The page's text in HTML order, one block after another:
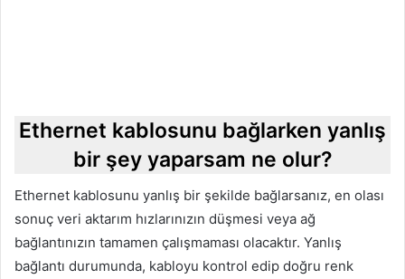
Ethernet kablosunu bağlarken yanlış
bir şey yaparsam ne olur?
Ethernet kablosunu yanlış bir şekilde bağlarsanız, en olası
sonuç veri aktarım hızlarınızın düşmesi veya ağ
bağlantınızın tamamen çalışmaması olacaktır. Yanlış
bağlantı durumunda, kabloyu kontrol edip doğru renk